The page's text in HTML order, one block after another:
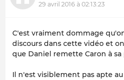
29 avril 2016 à 02:13:23
C'est vraiment dommage
discours dans cette vidéo et
que Daniel remette Caron à sa
Il n'est visiblement pas apte